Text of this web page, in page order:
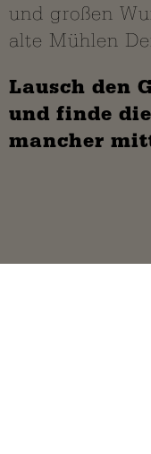
und großen
alte Mühlen
Lausch den
und finde
mancher